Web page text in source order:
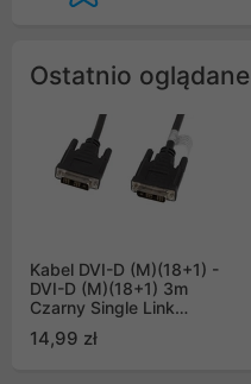
Ostatnio oglądane
Kabel DVI-D (M)(18+1) -
DVI-D (M)(18+1) 3m
Czarny Single Link
14,99 zł